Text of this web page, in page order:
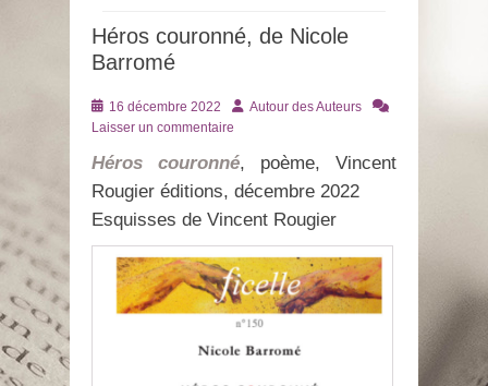
Héros couronné, de Nicole
Barromé
Posté
le
16 décembre 2022 AuteurAutour des Auteurs
Laisser un commentaire
Héros couronné, poème, Vincent
Rougier éditions, décembre 2022
Esquisses de Vincent Rougier